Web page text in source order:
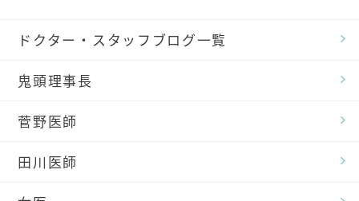
ドクター・スタッフブログ一覧
鬼頭理事長
菅野医師
田川医師